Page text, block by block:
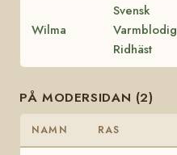
Wilma
Svensk
Varmblodig
Ridhäst
PÅ MODERSIDAN (2)
NAMN RAS